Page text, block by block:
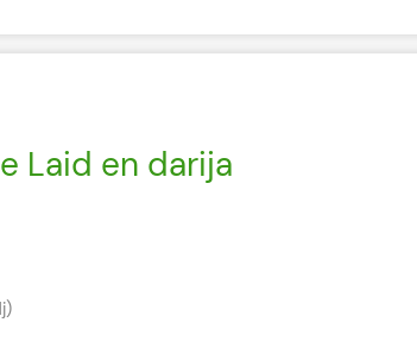
Laid en darija